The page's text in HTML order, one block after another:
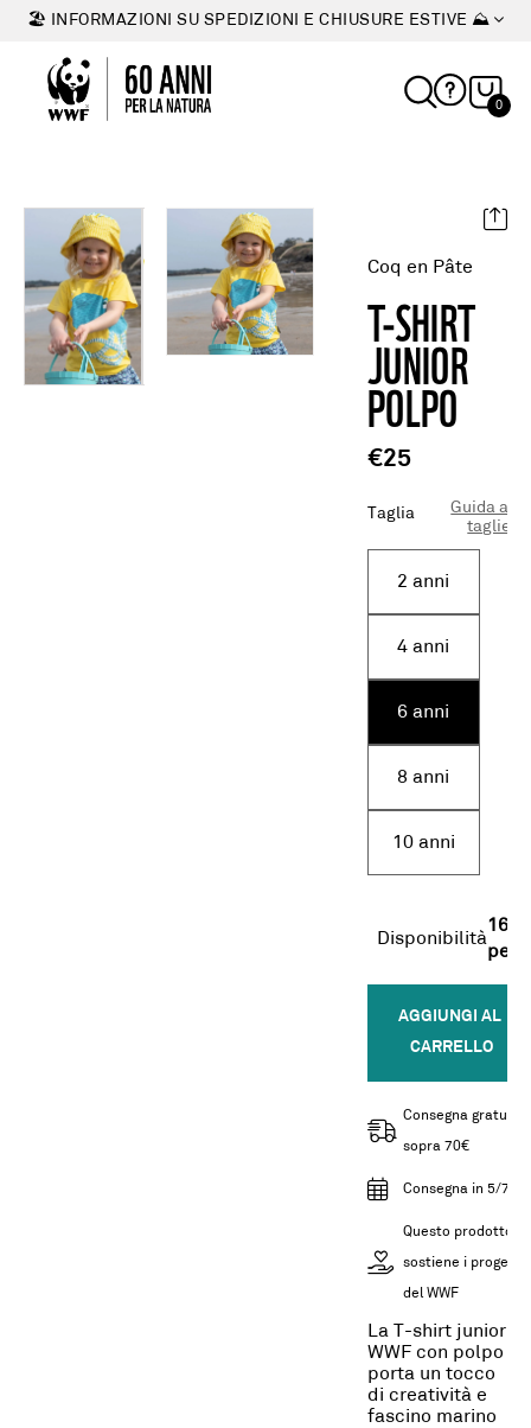
🏖 INFORMAZIONI SU SPEDIZIONI E CHIUSURE ESTIVE ⛰
0
Coq en Pâte
T-SHIRT
JUNIOR
POLPO
€25
Taglia
Guida alle
taglie
2 anni
4 anni
6 anni
8 anni
10 anni
Disponibilità
16
AGGIUNGI AL
CARRELLO
Consegna gratuita
sopra 70€
Consegna in 5/7gg
Questo prodotto
sostiene i progetti
del WWF
La T-shirt junior
WWF con polpo
porta un tocco
di creatività e
fascino marino